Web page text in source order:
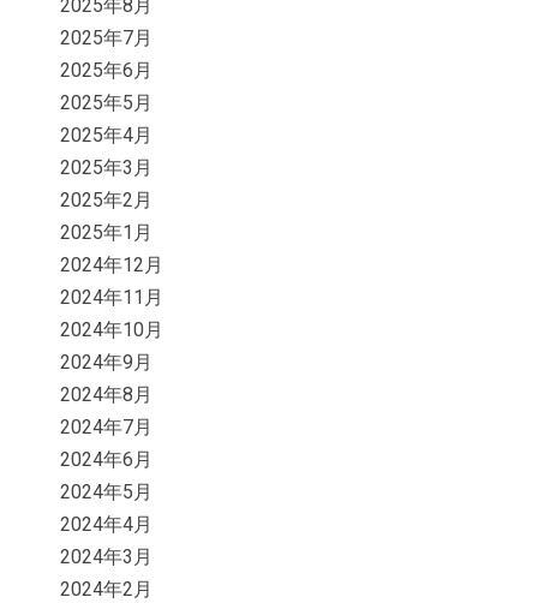
2025年8月
2025年7月
2025年6月
2025年5月
2025年4月
2025年3月
2025年2月
2025年1月
2024年12月
2024年11月
2024年10月
2024年9月
2024年8月
2024年7月
2024年6月
2024年5月
2024年4月
2024年3月
2024年2月